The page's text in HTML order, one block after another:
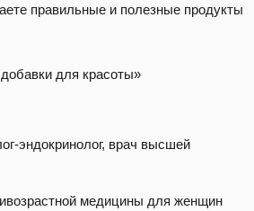
правильные и полезные продукты
для красоты»
эндокринолог, врач высшей
медицины для женщин